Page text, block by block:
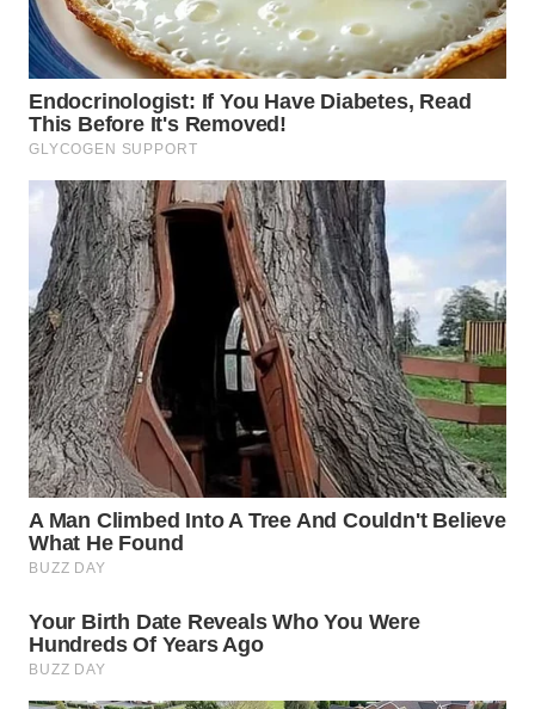
SERDANG
WN
TEBING
TINGGI
WN
PAKPAK
WN
KARAWANG
WN
BEKASI
WN
BOGOR
WN
DEPOK
WN
TAPANULI
UTARA